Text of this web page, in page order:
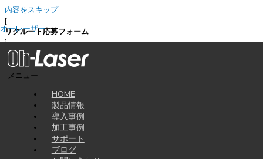
内容をスキップ
オーレーザー
メニュー
HOME
製品情報
導入事例
加工事例
サポート
ブログ
[
リクルート応募フォーム
]
Job application
必要事項を入力の上、履歴書・職務経歴書を添付してご応募ください。担
希望職種 必須